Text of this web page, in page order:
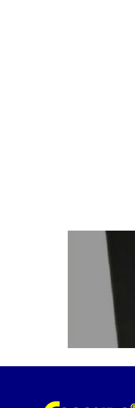
Navigare
articole